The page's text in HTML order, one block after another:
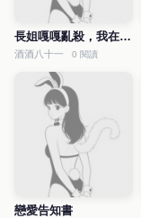
長姐嘎嘎亂殺，我在後面嘎嘎
酒酒八十一 0 閱讀
戀愛告知書